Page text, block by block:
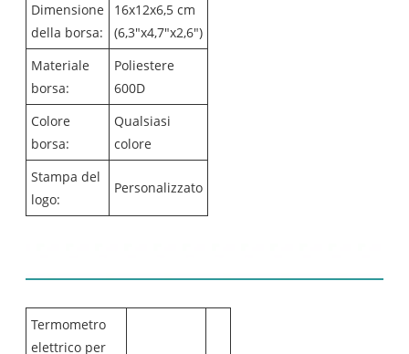
Dimensione
della borsa:
16x12x6,5 cm
(6,3"x4,7"x2,6")
Materiale
borsa:
Poliestere
600D
Colore
borsa:
Qualsiasi
colore
Stampa del
logo:
Personalizzato
Termometro
elettrico per